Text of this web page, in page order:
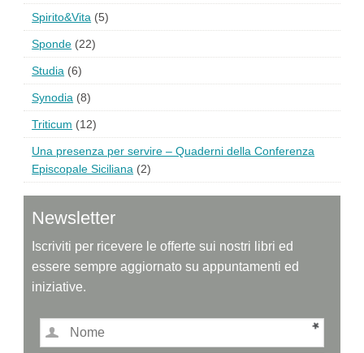
Spirito&Vita (5)
Sponde (22)
Studia (6)
Synodia (8)
Triticum (12)
Una presenza per servire – Quaderni della Conferenza
Episcopale Siciliana (2)
Newsletter
Iscriviti per ricevere le offerte sui nostri libri ed
essere sempre aggiornato su appuntamenti ed
iniziative.